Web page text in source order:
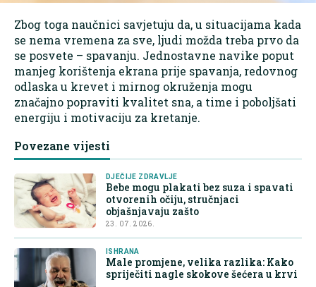
Zbog toga naučnici savjetuju da, u situacijama kada
se nema vremena za sve, ljudi možda treba prvo da
se posvete – spavanju. Jednostavne navike poput
manjeg korištenja ekrana prije spavanja, redovnog
odlaska u krevet i mirnog okruženja mogu
značajno popraviti kvalitet sna, a time i poboljšati
energiju i motivaciju za kretanje.
Povezane vijesti
DJEČIJE ZDRAVLJE
Bebe mogu plakati bez suza i spavati
otvorenih očiju, stručnjaci
objašnjavaju zašto
23. 07. 2026.
ISHRANA
Male promjene, velika razlika: Kako
spriječiti nagle skokove šećera u krvi